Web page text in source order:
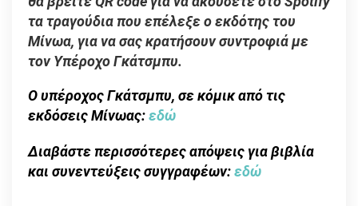
τα τραγούδια που επέλεξε ο εκδότης του
Μίνωα, για να σας κρατήσουν συντροφιά με
τον Υπέροχο Γκάτσμπυ.
Ο υπέροχος Γκάτσμπυ, σε κόμικ από τις
εκδόσεις Μίνωας:εδώ
Διαβάστε περισσότερες απόψεις για βιβλία
και συνεντεύξεις συγγραφέων:εδώ